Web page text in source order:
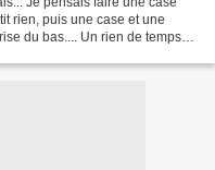
rien, puis une case et une
du bas.... Un rien de temps